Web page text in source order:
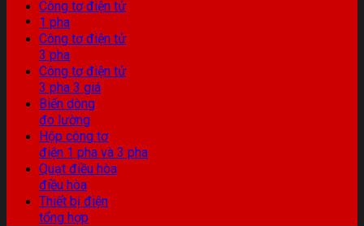
Công tơ điện tử
1 pha
Công tơ điện tử
3 pha
Công tơ điện tử
3 pha 3 giá
Biến dòng
đo lường
Hộp công tơ
điện 1 pha và 3 pha
Quạt điều hòa
điều hòa
Thiết bị điện
tổng hợp